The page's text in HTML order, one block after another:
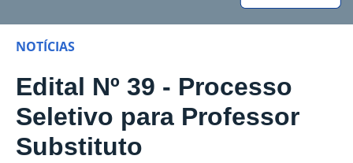
NOTÍCIAS
Edital Nº 39 - Processo
Seletivo para Professor
Substituto